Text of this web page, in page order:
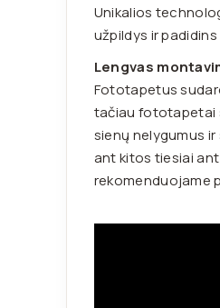
Unikalios
užpildys ir
Lengvas
Fototapetus
tačiau fototapetai
sienų nelygumus
ant kitos tiesiai
rekomenduojame